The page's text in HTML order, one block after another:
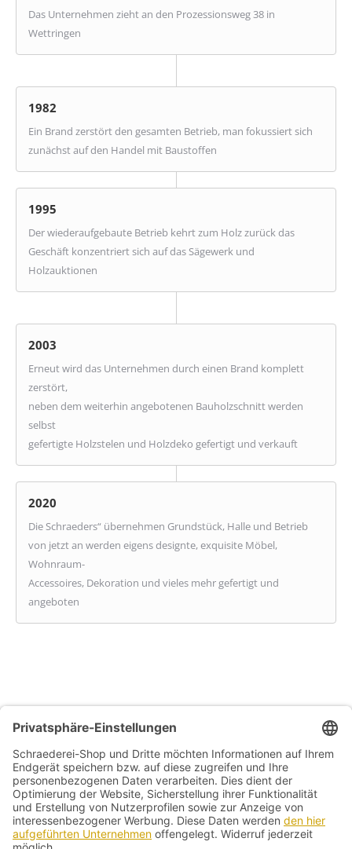
Das Unternehmen zieht an den Prozessionsweg 38 in
Wettringen
1982
Ein Brand zerstört den gesamten Betrieb, man fokussiert sich
zunächst auf den Handel mit Baustoffen
1995
Der wiederaufgebaute Betrieb kehrt zum Holz zurück das
Geschäft konzentriert sich auf das Sägewerk und
Holzauktionen
2003
Erneut wird das Unternehmen durch einen Brand komplett
zerstört,
neben dem weiterhin angebotenen Bauholzschnitt werden
selbst
gefertigte Holzstelen und Holzdeko gefertigt und verkauft
2020
Die Schraeders“ übernehmen Grundstück, Halle und Betrieb
von jetzt an werden eigens designte, exquisite Möbel,
Wohnraum-
Accessoires, Dekoration und vieles mehr gefertigt und
angeboten
Allg. Geschäftsbedingungen
Widerrufsbelehrung
Datenschutzerklärung